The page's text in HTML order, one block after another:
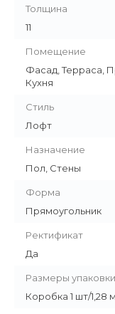
Толщина
11
Помещение
Фасад, Терраса,
Кухня
Стиль
Лофт
Назначение
Пол, Стены
Форма
Прямоугольник
Ректификат
Да
Размеры
Коробка 1 шт/1,28